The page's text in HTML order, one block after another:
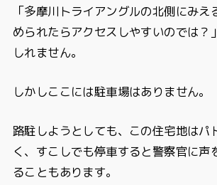
「多摩川トライアングルの北側にみ
められたらアクセスしやすいのでは？
しれません。
しかしここには駐車場はありません。
路駐しようとしても、この住宅地はパ
く、すこしでも停車すると警察官に声
ることもあります。